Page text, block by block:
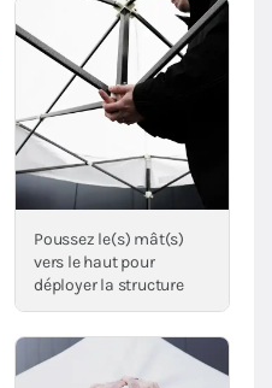
Poussez le(s) mât(s)
vers le haut pour
déployer la structure